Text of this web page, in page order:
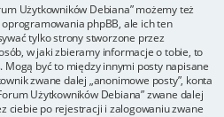
Użytkowników Debiana” możemy też
phpBB, ale ich ten
tylko strony stworzone przez
w jaki zbieramy informacje o tobie, to
Mogą być to między innymi posty napisane
zwane dalej „anonimowe posty”, konta
Użytkowników Debiana” zwane dalej
ciebie po rejestracji i zalogowaniu zwane